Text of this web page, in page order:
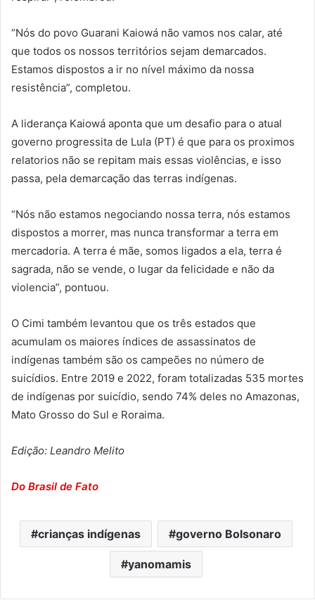
“Nós do povo Guarani Kaiowá não vamos nos calar, até
que todos os nossos territórios sejam demarcados.
Estamos dispostos a ir no nível máximo da nossa
resistência”, completou.
A liderança Kaiowá aponta que um desafio para o atual
governo progressita de Lula (PT) é que para os proximos
relatorios não se repitam mais essas violências, e isso
passa, pela demarcação das terras indígenas.
“Nós não estamos negociando nossa terra, nós estamos
dispostos a morrer, mas nunca transformar a terra em
mercadoria. A terra é mãe, somos ligados a ela, terra é
sagrada, não se vende, o lugar da felicidade e não da
violencia”, pontuou.
O Cimi também levantou que os três estados que
acumulam os maiores índices de assassinatos de
indígenas também são os campeões no número de
suicídios. Entre 2019 e 2022, foram totalizadas 535 mortes
de indígenas por suicídio, sendo 74% deles no Amazonas,
Mato Grosso do Sul e Roraima.
Edição: Leandro Melito
Do Brasil de Fato
crianças indígenas governo Bolsonaro
yanomamis